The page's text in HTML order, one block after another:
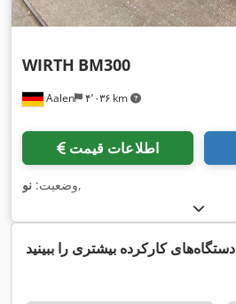
Aalen ۴٬۰۳۶ km
WIRTH BM300
اطلاعات قیمت
وضعیت: نو ,
دستگاه‌های کارکرده بیشتری را ببینید